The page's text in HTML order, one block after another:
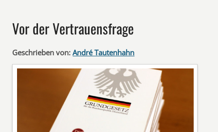
Vor der Vertrauensfrage
Geschrieben von: André Tautenhahn